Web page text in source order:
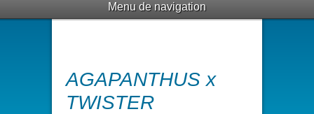
Menu de navigation
AGAPANTHUS x
TWISTER